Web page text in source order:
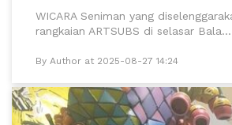
WICARA Seniman yang
rangkaian ARTSUBS di selasar Bala...
By Author at 2025-08-27 14:24